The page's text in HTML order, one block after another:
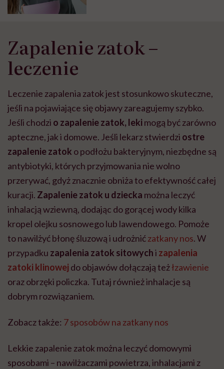
Zapalenie zatok –
leczenie
Leczenie zapalenia zatok jest stosunkowo skuteczne,
jeśli na pojawiające się objawy zareagujemy szybko.
Jeśli chodzi o zapalenie zatok, leki mogą być zarówno
apteczne, jak i domowe. Jeśli lekarz stwierdzi ostre
zapalenie zatok o podłożu bakteryjnym, niezbędne są
antybiotyki, których przyjmowania nie wolno
przerywać, gdyż znacznie obniża to efektywność całej
kuracji. Zapalenie zatok u dziecka można leczyć
inhalacją wziewną, dodając do gorącej wody kilka
kropel olejku sosnowego lub lawendowego. Pomoże
to nawilżyć błonę śluzową i udrożnićzatkany nos. W
przypadku zapalenia zatok sitowychi zapalenia
zatoki klinowej do objawów dołączają teżłzawienie
oraz obrzęki policzka. Tutaj również inhalacje są
dobrym rozwiązaniem.
Zobacz także: 7 sposobów na zatkany nos
Lekkie zapalenie zatok można leczyć domowymi
sposobami – nawilżaczami powietrza, inhalacjami z